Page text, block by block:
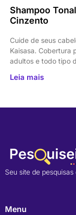
Shampoo
Cinzento
Cuide de seus
Kaisasa. Cobertura
adultos e todo tipo
Leia mais
Seu site de
Menu